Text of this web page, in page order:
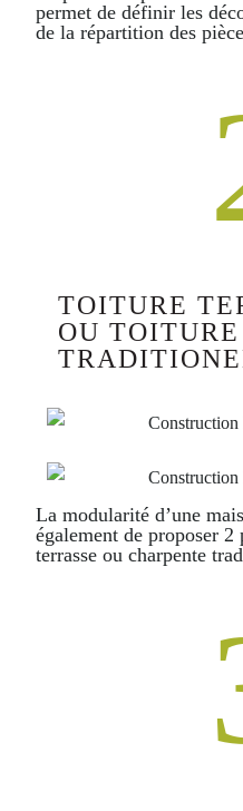
permet de définir les
de la répartition des
TOITURE
OU TOITURE
La modularité d’une
également de proposer
terrasse ou charpente